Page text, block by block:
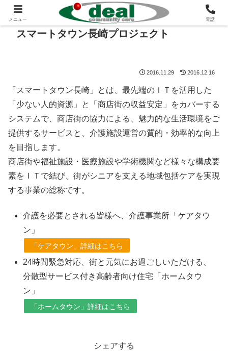
スマートタウン長崎プロジェクト
2016.11.29 2016.12.16
「スマートタウン長崎」とは、最先端のＩＴを活用した
「少ない人的資源」と「商店街の収益安定」をカバーする
システムで、商店街の協力による、魅力的な生活環境をご
提供するサービスと、介護施設運営の質的・効率的な向上
を目指します。
商店街や福祉施設・医療施設や学術機関など様々な構成要
素をＩＴで結び、街がシニアを支える地域包括ケアを実現
する事業の総称です。
介護を必要とされる皆様へ、介護事業所「ケアタウ
ン」
「ケアタウン」詳細はこちら
24時間緊急対応、街と元気にお過ごしいただける、
分散型サービス付き高齢者向け住宅「ホームタウ
ン」
「ホームタウン」詳細はこちら
シェアする
メニュー 電話